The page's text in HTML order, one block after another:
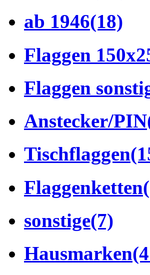
ab 1946(18)
Flaggen
Flaggen
Anstecker/PIN
Tischflaggen
Flaggenketten
sonstige(7)
Hausmarken